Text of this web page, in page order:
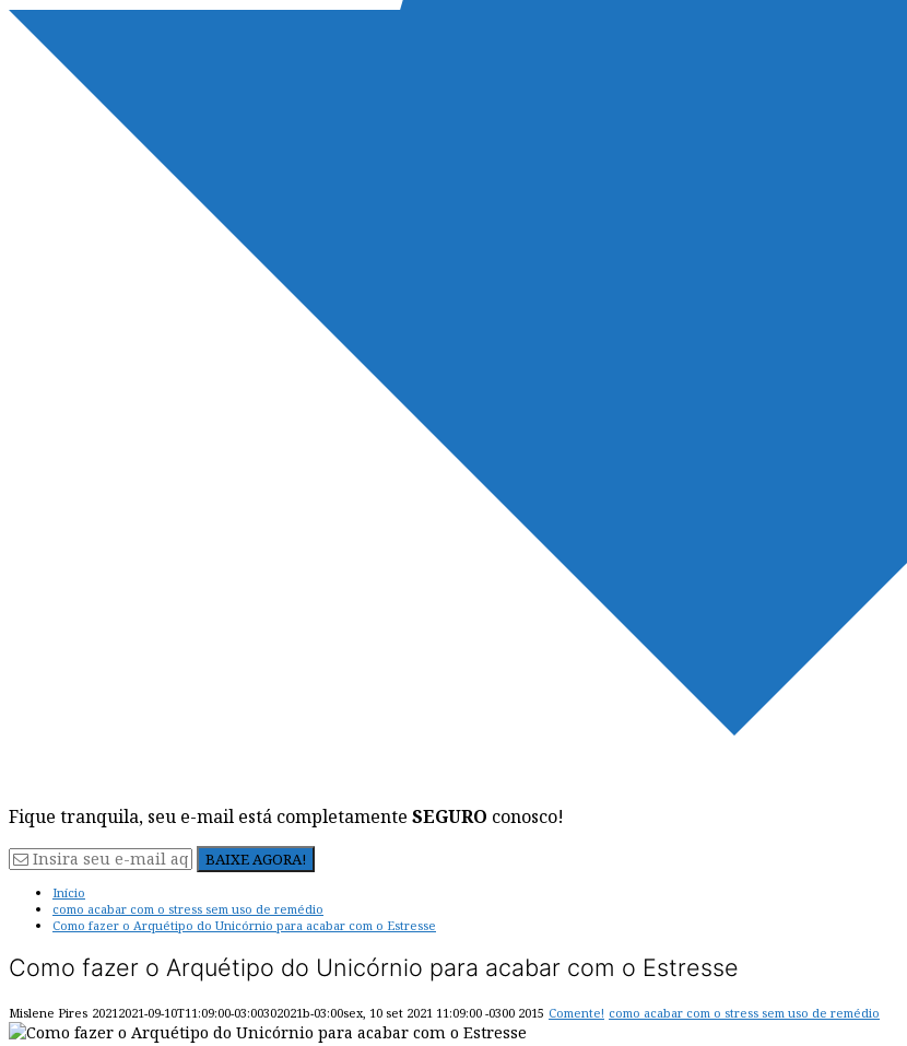
Fique tranquila, seu e-mail está completamente SEGURO conosco!
Início
como acabar com o stress sem uso de remédio
Como fazer o Arquétipo do Unicórnio para acabar com o Estresse
Como fazer o Arquétipo do Unicórnio para acabar com o Estresse
Mislene Pires 20212021-09-10T11:09:00-03:00302021b-03:00sex, 10 set 2021 11:09:00 -0300 2015 Comente! como acabar com o stress sem uso de remédio